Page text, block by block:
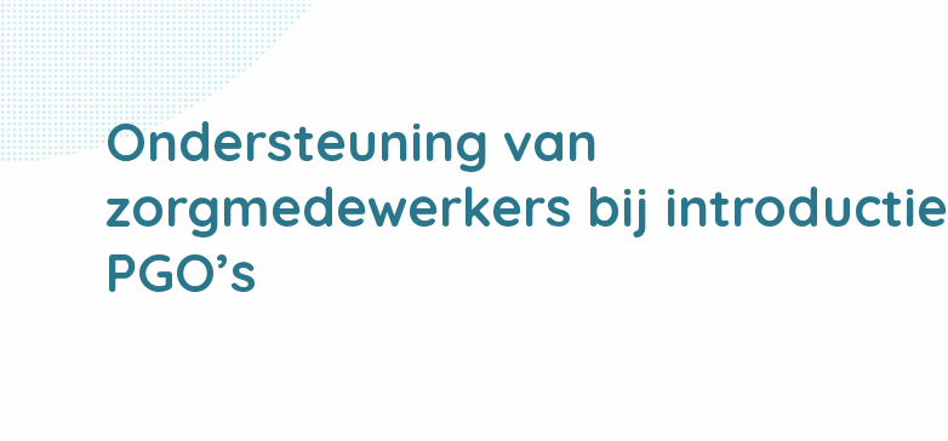
Ondersteuning van
zorgmedewerkers bij introductie
PGO’s